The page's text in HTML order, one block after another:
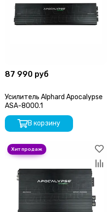
87 990 руб
Усилитель Alphard Apocalypse
ASA-8000.1
В корзину